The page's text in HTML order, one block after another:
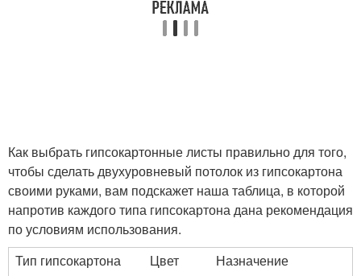
Как выбрать гипсокартонные листы правильно для того,
чтобы сделать двухуровневый потолок из гипсокартона
своими руками, вам подскажет наша таблица, в которой
напротив каждого типа гипсокартона дана рекомендация
по условиям использования.
Тип гипсокартона
Цвет Назначение